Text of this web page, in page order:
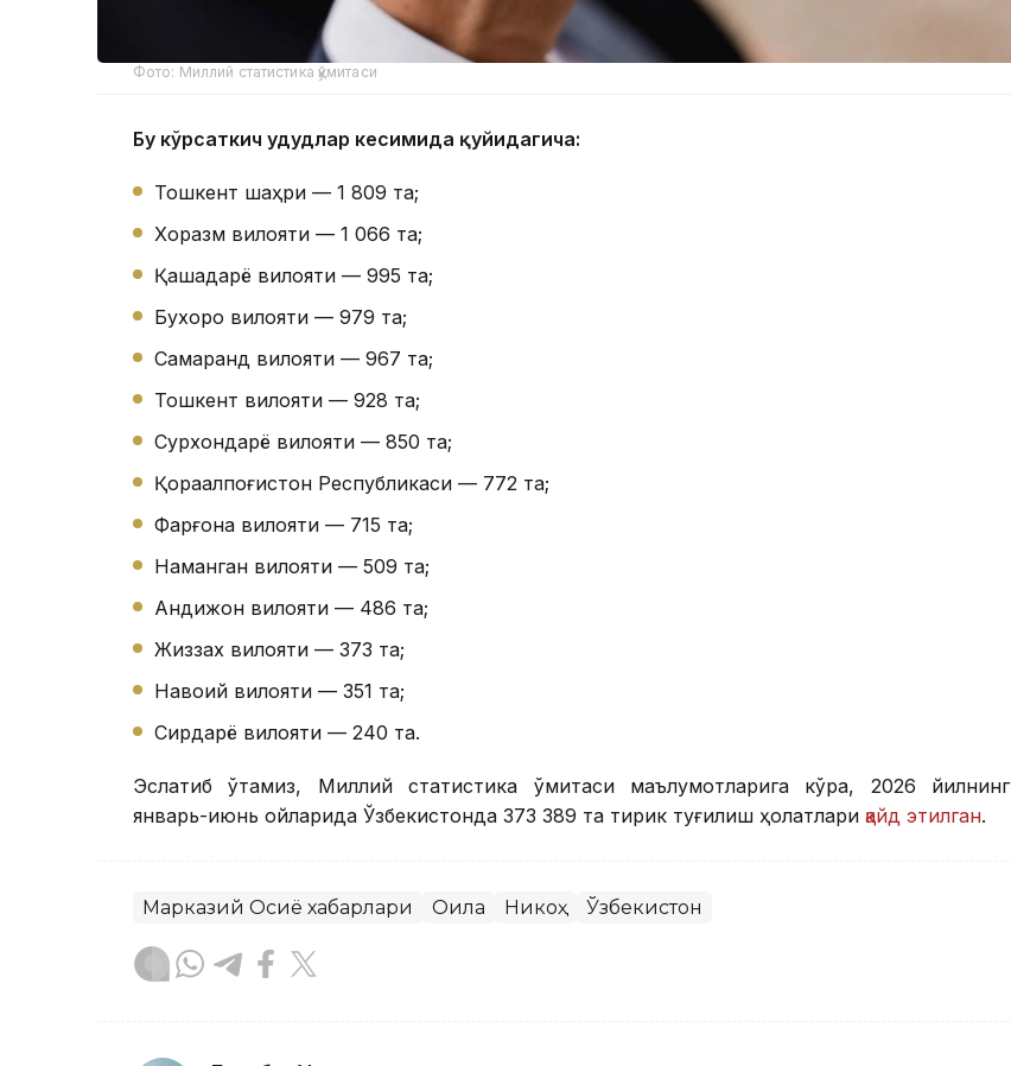
Фото: Миллий статистика қўмитаси
Бу кўрсаткич ҳудудлар кесимида қуйидагича:
Тошкент шаҳри — 1 809 та;
Хоразм вилояти — 1 066 та;
Қашқадарё вилояти — 995 та;
Бухоро вилояти — 979 та;
Самарқанд вилояти — 967 та;
Тошкент вилояти — 928 та;
Сурхондарё вилояти — 850 та;
Қорақалпоғистон Республикаси — 772 та;
Фарғона вилояти — 715 та;
Наманган вилояти — 509 та;
Андижон вилояти — 486 та;
Жиззах вилояти — 373 та;
Навоий вилояти — 351 та;
Сирдарё вилояти — 240 та.
Эслатиб ўтамиз, Миллий статистика қўмитаси маълумотларига кўра, 2026 йилнинг
январь-июнь ойларида Ўзбекистонда 373 389 та тирик туғилиш ҳолатлари қайд этилган.
Марказий Осиё хабарлари Оила Никоҳ Ўзбекистон